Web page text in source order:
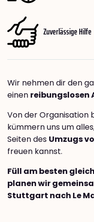
Zuverlässige Hilfe
Wir nehmen dir den
einen reibungslosen
Von der Organisation
kümmern uns um
Seiten des Umzugs
freuen kannst.
Füll am besten gleich
planen wir
Stuttgart nach Le